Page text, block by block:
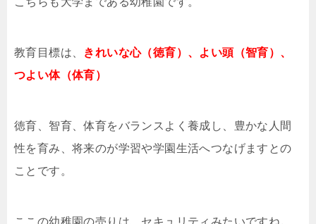
教育目標は、 きれいな心（徳育）、よい頭（智育）、
つよい体（体育）
徳育、智育、体育をバランスよく養成し、豊かな人間
性を育み、将来のが学習や学園生活へつなげますとの
ことです。